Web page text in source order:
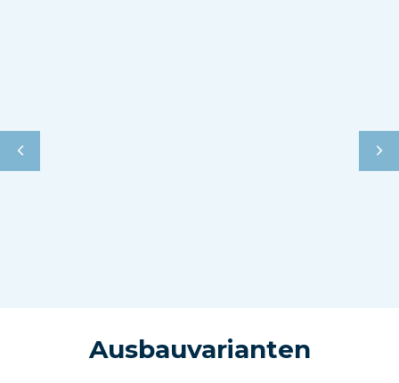
Ausbauvarianten